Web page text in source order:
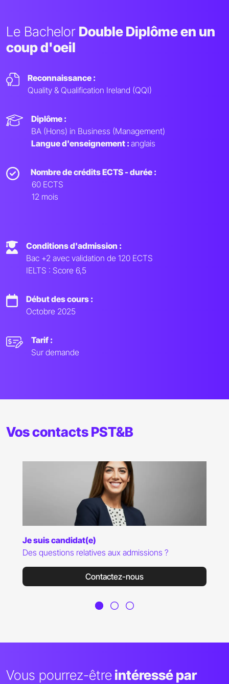
Le Bachelor Double Diplôme en un
coup d'oeil
Reconnaissance :
Quality & Qualification Ireland (QQI)
Diplôme :
BA (Hons) in Business (Management)
Langue d'enseignement : anglais
Nombre de crédits ECTS - durée :
60 ECTS
12 mois
Conditions d'admission :
Bac +2 avec validation de 120 ECTS
IELTS : Score 6,5
Début des cours :
Octobre 2025
Tarif :
Sur demande
Vos contacts PST&B
Je suis candidat(e)
Des questions relatives aux admissions ?
Contactez-nous
Vous pourrez-êtreintéressé par